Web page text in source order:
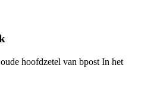
hoofdzetel van bpost In het